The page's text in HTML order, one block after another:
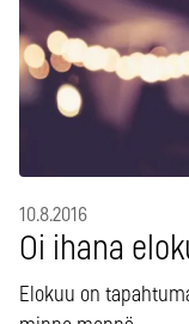
10.8.2016
Oi ihana
Elokuu on